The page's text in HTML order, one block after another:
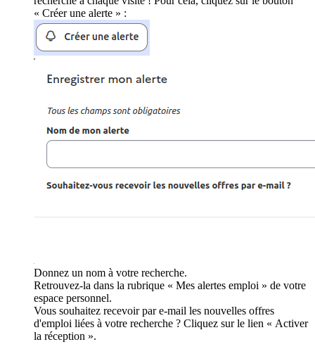
« Créer une alerte » :
Donnez un nom à votre recherche.
Retrouvez-la dans la rubrique « Mes alertes emploi » de votre
espace personnel.
Vous souhaitez recevoir par e-mail les nouvelles offres
d'emploi liées à votre recherche ? Cliquez sur le lien « Activer
la réception ».